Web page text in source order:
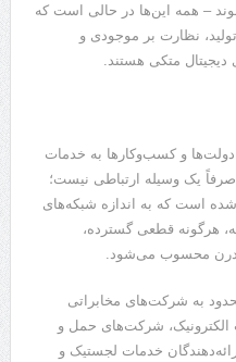
– همه این‌ها در حالی است که
نظارت بر موجودی و
متکی هستند.
دولت‌ها و کسب‌وکارها به خدمات
یک وسیله ارتباطی نیست؛
است که به اندازه شبکه‌های
هرگونه قطعی گسترده،
محسوب می‌شود.
به شرکت‌های مخابراتی
الکترونیک، شرکت‌های حمل و
خدمات لجستیک و